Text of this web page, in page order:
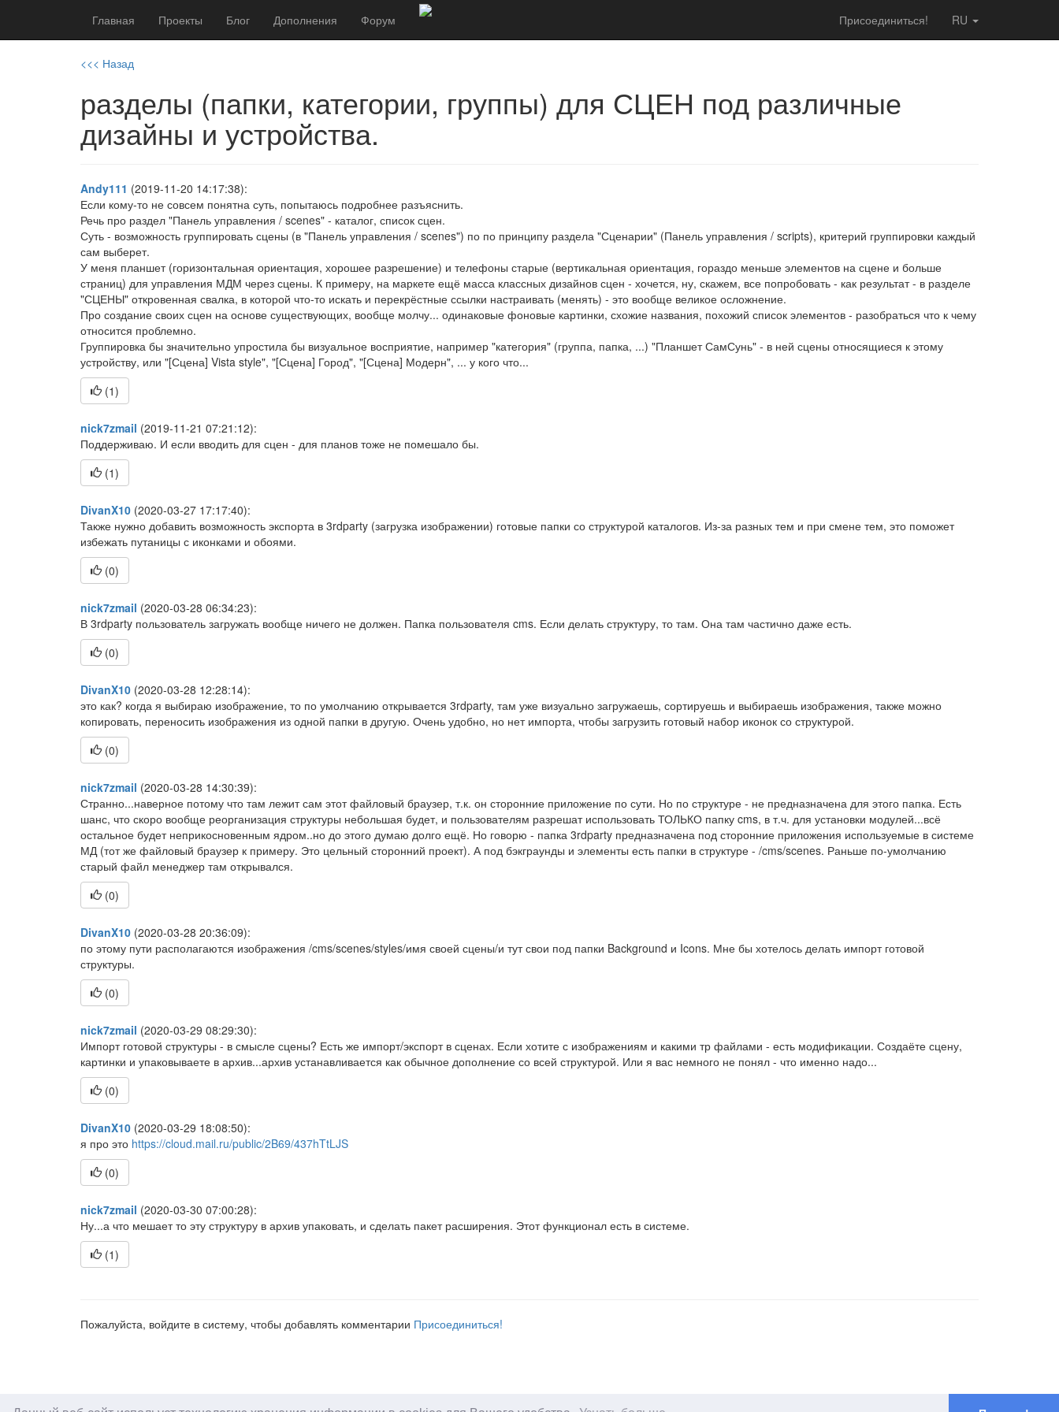
Главная Проекты Блог Дополнения Форум RU
Присоединиться!
<<< Назад
разделы (папки, категории, группы) для СЦЕН под различные
дизайны и устройства.
Andy111 (2019-11-20 14:17:38):
Если кому-то не совсем понятна суть, попытаюсь подробнее разъяснить.
Речь про раздел "Панель управления / scenes" - каталог, список сцен.
Суть - возможность группировать сцены (в "Панель управления / scenes") по по принципу раздела "Сценарии" (Панель управления / scripts), критерий группировки каждый
сам выберет.
У меня планшет (горизонтальная ориентация, хорошее разрешение) и телефоны старые (вертикальная ориентация, гораздо меньше элементов на сцене и больше
страниц) для управления МДМ через сцены. К примеру, на маркете ещё масса классных дизайнов сцен - хочется, ну, скажем, все попробовать - как результат - в разделе
"СЦЕНЫ" откровенная свалка, в которой что-то искать и перекрёстные ссылки настраивать (менять) - это вообще великое осложнение.
Про создание своих сцен на основе существующих, вообще молчу... одинаковые фоновые картинки, схожие названия, похожий список элементов - разобраться что к чему
относится проблемно.
Группировка бы значительно упростила бы визуальное восприятие, например "категория" (группа, папка, ...) "Планшет СамСунь" - в ней сцены относящиеся к этому
устройству, или "[Сцена] Vista style", "[Сцена] Город", "[Сцена] Модерн", ... у кого что...
(1)
nick7zmail (2019-11-21 07:21:12):
Поддерживаю. И если вводить для сцен - для планов тоже не помешало бы.
(1)
DivanX10 (2020-03-27 17:17:40):
Также нужно добавить возможность экспорта в 3rdparty (загрузка изображении) готовые папки со структурой каталогов. Из-за разных тем и при смене тем, это поможет
избежать путаницы с иконками и обоями.
(0)
nick7zmail (2020-03-28 06:34:23):
В 3rdparty пользователь загружать вообще ничего не должен. Папка пользователя cms. Если делать структуру, то там. Она там частично даже есть.
(0)
DivanX10 (2020-03-28 12:28:14):
это как? когда я выбираю изображение, то по умолчанию открывается 3rdparty, там уже визуально загружаешь, сортируешь и выбираешь изображения, также можно
копировать, переносить изображения из одной папки в другую. Очень удобно, но нет импорта, чтобы загрузить готовый набор иконок со структурой.
(0)
nick7zmail (2020-03-28 14:30:39):
Странно...наверное потому что там лежит сам этот файловый браузер, т.к. он сторонние приложение по сути. Но по структуре - не предназначена для этого папка. Есть
шанс, что скоро вообще реорганизация структуры небольшая будет, и пользователям разрешат использовать ТОЛЬКО папку cms, в т.ч. для установки модулей...всё
остальное будет неприкосновенным ядром..но до этого думаю долго ещё. Но говорю - папка 3rdparty предназначена под сторонние приложения используемые в системе
МД (тот же файловый браузер к примеру. Это цельный сторонний проект). А под бэкграунды и элементы есть папки в структуре - /cms/scenes. Раньше по-умолчанию
старый файл менеджер там открывался.
(0)
DivanX10 (2020-03-28 20:36:09):
по этому пути располагаются изображения /cms/scenes/styles/имя своей сцены/и тут свои под папки Background и Icons. Мне бы хотелось делать импорт готовой
структуры.
(0)
nick7zmail (2020-03-29 08:29:30):
Импорт готовой структуры - в смысле сцены? Есть же импорт/экспорт в сценах. Если хотите с изображениям и какими тр файлами - есть модификации. Создаёте сцену,
картинки и упаковываете в архив...архив устанавливается как обычное дополнение со всей структурой. Или я вас немного не понял - что именно надо...
(0)
DivanX10 (2020-03-29 18:08:50):
я про это https://cloud.mail.ru/public/2B69/437hTtLJS
(0)
nick7zmail (2020-03-30 07:00:28):
Ну...а что мешает то эту структуру в архив упаковать, и сделать пакет расширения. Этот функционал есть в системе.
(1)
Пожалуйста, войдите в систему, чтобы добавлять комментарии Присоединиться!